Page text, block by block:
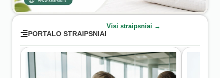
PORTALO STRAIPSNIAI
Visi straipsniai →